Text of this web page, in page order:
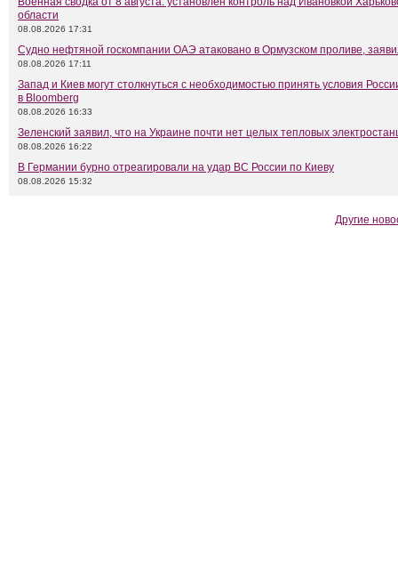
области
08.08.2026 17:31
Судно нефтяной госкомпании ОАЭ атаковано в Ормузском проливе,
08.08.2026 17:11
Запад и Киев могут столкнуться с необходимостью принять условия
в Bloomberg
08.08.2026 16:33
Зеленский заявил, что на Украине почти нет целых тепловых
08.08.2026 16:22
В Германии бурно отреагировали на удар ВС России по Киеву
08.08.2026 15:32
Другие